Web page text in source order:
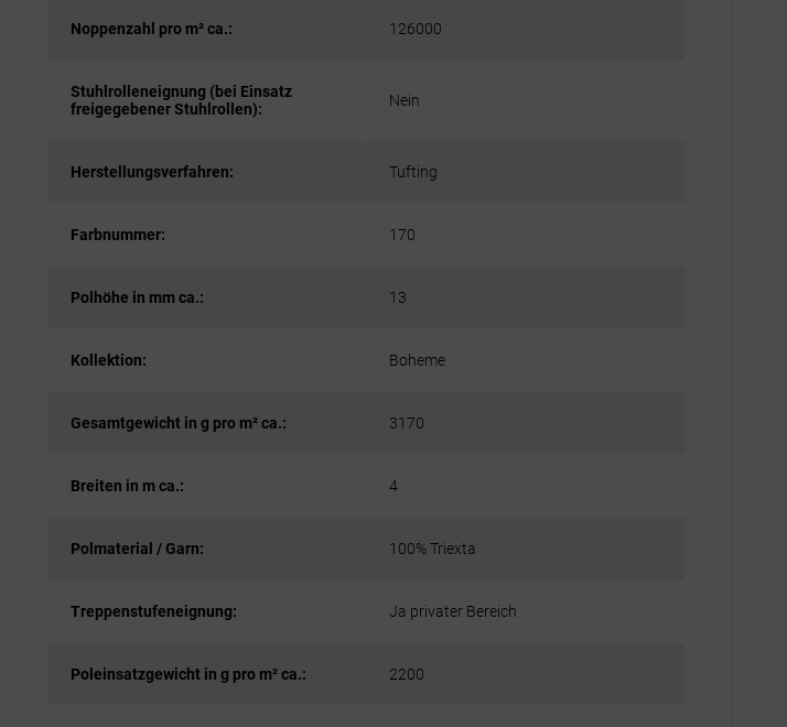
Noppenzahl pro m² ca.: 126000
Stuhlrolleneignung (bei Einsatz
freigegebener Stuhlrollen):
Nein
Herstellungsverfahren: Tufting
Farbnummer: 170
Polhöhe in mm ca.: 13
Kollektion: Boheme
Gesamtgewicht in g pro m² ca.: 3170
Breiten in m ca.: 4
Polmaterial / Garn: 100% Triexta
Treppenstufeneignung: Ja privater Bereich
Poleinsatzgewicht in g pro m² ca.: 2200